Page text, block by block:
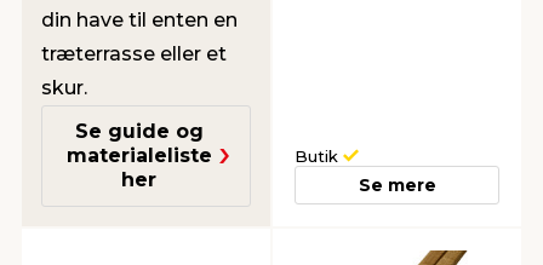
din have til enten en
træterrasse eller et
skur.
Se guide og
materialeliste
her
Butik
Se mere